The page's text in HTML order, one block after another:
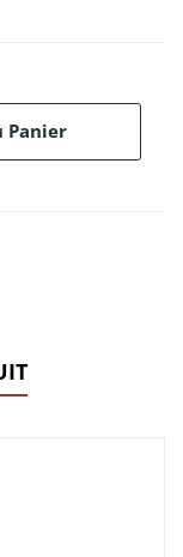
Panier